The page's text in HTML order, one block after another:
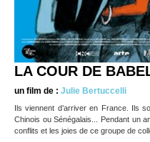
LA COUR DE
un film de : Julie Bertuccelli
Ils viennent d’arriver en France. Ils
Chinois ou Sénégalais... Pendant un
conflits et les joies de ce groupe de